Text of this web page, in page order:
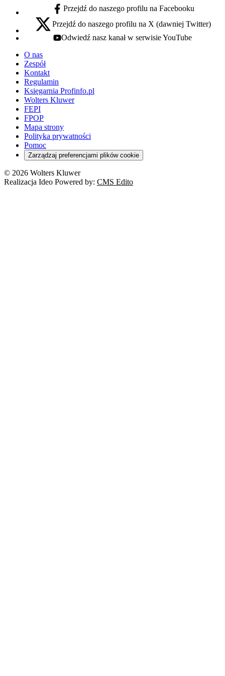
facebook - otwiera się w nowej karcie
Przejdź do naszego profilu na Facebooku
x - otwiera się w nowej karcie
Przejdź do naszego profilu na X (dawniej Twitter)
youtube - otwiera się w nowej karcie
Odwiedź nasz kanał w serwisie YouTube
O nas
Zespół
Kontakt
Regulamin
Księgarnia Profinfo.pl
Wolters Kluwer
FEPI
FPOP
Mapa strony
Polityka prywatności
Pomoc
Zarządzaj preferencjami plików cookie
© 2026 Wolters Kluwer
Realizacja Ideo Powered by: CMS Edito